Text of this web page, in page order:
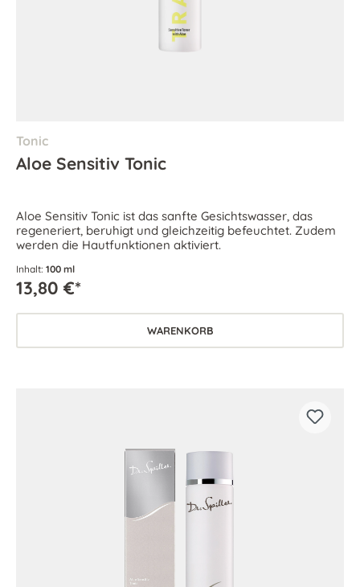
Tonic
Aloe Sensitiv Tonic
Aloe Sensitiv Tonic ist das sanfte Gesichtswasser, das
regeneriert, beruhigt und gleichzeitig befeuchtet. Zudem
werden die Hautfunktionen aktiviert.
Inhalt: 100 ml
13,80 €*
WARENKORB